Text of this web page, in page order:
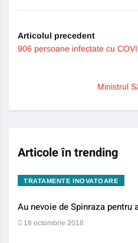
Articolul precedent
906 persoane infectate cu
Ministrul
Articole în trending
TRATAMENTE INOVATOARE
Au nevoie de Spinraza pentru
18 octombrie 2018